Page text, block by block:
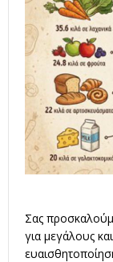
Σας
για μεγάλους